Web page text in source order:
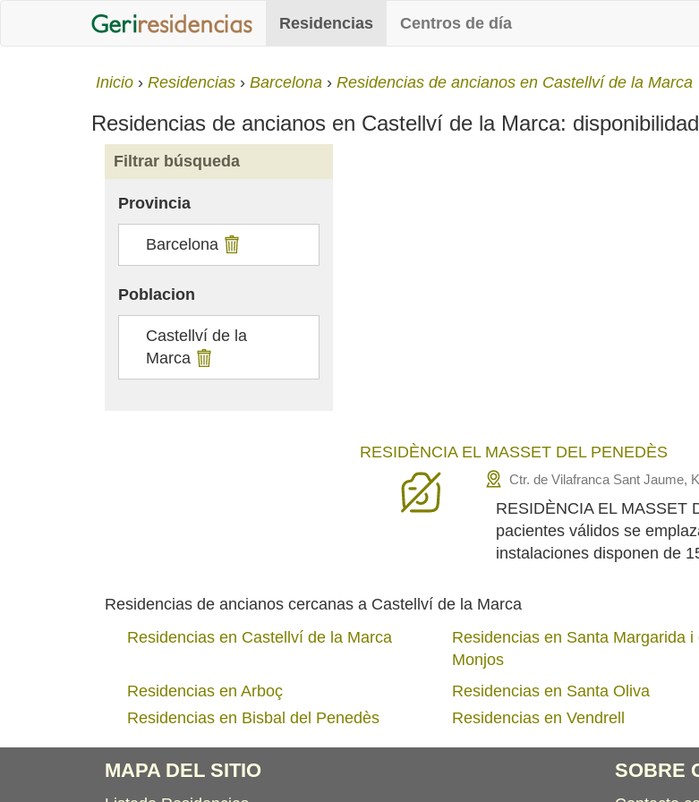
Residencias Centros de día
Inicio Residencias Barcelona Residencias de ancianos en Castellví de la Marca
Residencias de ancianos en Castellví de la Marca:
Filtrar búsqueda
Provincia
Barcelona
Poblacion
Castellví de la
Marca
RESIDÈNCIA EL MASSET DEL PENEDÈS
Ctr. de Vilafranca Sant Jaume,
RESIDÈNCIA EL MASSET
pacientes válidos se
instalaciones disponen de
Residencias de ancianos cercanas a Castellví de la Marca
Residencias en Castellví de la Marca
Residencias en Santa Margarida i
Monjos
Residencias en Arboç
Residencias en Santa Oliva
Residencias en Bisbal del Penedès
Residencias en Vendrell
MAPA DEL SITIO SOBRE